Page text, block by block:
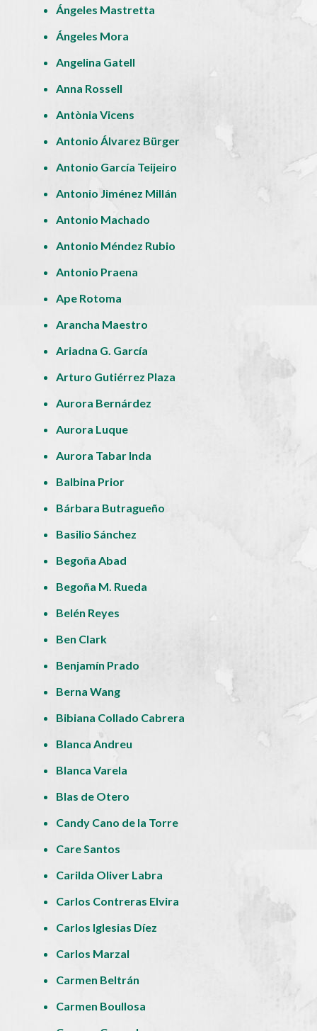
Ángeles Mastretta
Ángeles Mora
Angelina Gatell
Anna Rossell
Antònia Vicens
Antonio Álvarez Bürger
Antonio García Teijeiro
Antonio Jiménez Millán
Antonio Machado
Antonio Méndez Rubio
Antonio Praena
Ape Rotoma
Arancha Maestro
Ariadna G. García
Arturo Gutiérrez Plaza
Aurora Bernárdez
Aurora Luque
Aurora Tabar Inda
Balbina Prior
Bárbara Butragueño
Basilio Sánchez
Begoña Abad
Begoña M. Rueda
Belén Reyes
Ben Clark
Benjamín Prado
Berna Wang
Bibiana Collado Cabrera
Blanca Andreu
Blanca Varela
Blas de Otero
Candy Cano de la Torre
Care Santos
Carilda Oliver Labra
Carlos Contreras Elvira
Carlos Iglesias Díez
Carlos Marzal
Carmen Beltrán
Carmen Boullosa